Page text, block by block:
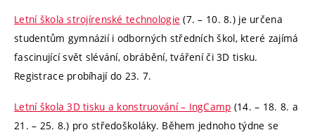
Letní škola strojírenské technologie (7. – 10. 8.) je určena
studentům gymnázií i odborných středních škol, které zajímá
fascinující svět slévání, obrábění, tváření či 3D tisku.
Registrace probíhají do 23. 7.
Letní škola 3D tisku a konstruování – IngCamp (14. – 18. 8. a
21. – 25. 8.) pro středoškoláky. Během jednoho týdne se